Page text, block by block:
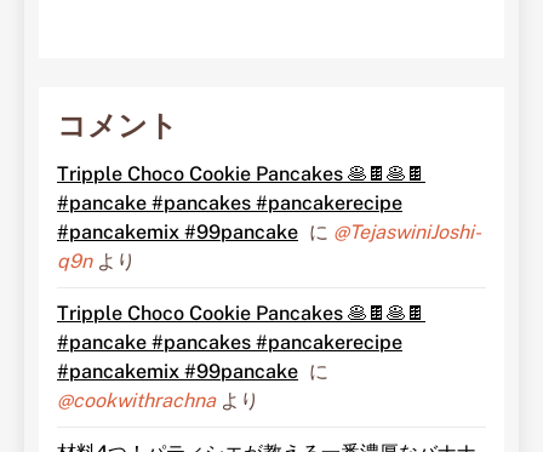
コメント
Tripple Choco Cookie Pancakes 🥞🍫🥞🍫
#pancake #pancakes #pancakerecipe
#pancakemix #99pancake に @TejaswiniJoshi-
q9nより
Tripple Choco Cookie Pancakes 🥞🍫🥞🍫
#pancake #pancakes #pancakerecipe
#pancakemix #99pancake に
@cookwithrachnaより